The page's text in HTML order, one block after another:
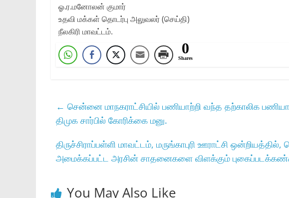
ஓ.ர.மனோலன்‌ குமார்‌
உதவி மக்கள்‌ தொடர்பு அலுவலர்‌ (செய்தி)
நீலகிரி மாவட்டம்‌.
0
Shares
← சென்னை மாநகராட்சியில் பணியாற்றி வந்த தற்காலிக
திமுக சார்பில் கோரிக்கை மனு.
திருச்சிராப்பள்ளி மாவட்டம்‌, மருங்காபுரி ஊராட்சி
அமைக்கப்பட்ட அரசின்‌ சாதனைகளை விளக்கும்‌
You May Also Like